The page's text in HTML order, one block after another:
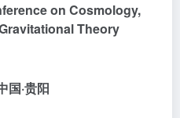
on Cosmology,
Theory
国·贵阳